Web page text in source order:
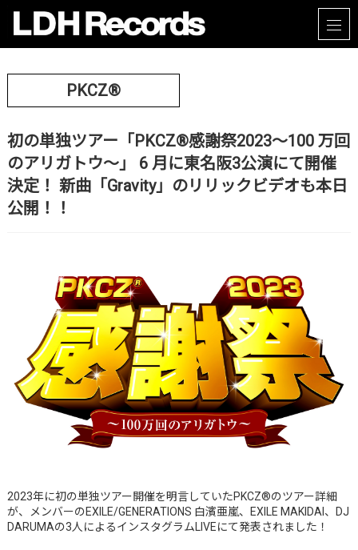
PKCZ®
初の単独ツアー「PKCZ®感謝祭2023〜100 万回
のアリガトウ〜」 6 ⽉に東名阪3公演にて開催
決定！ 新曲「Gravity」のリリックビデオも本⽇
公開！！
2023年に初の単独ツアー開催を明⾔していたPKCZ®のツアー詳細
が、メンバーのEXILE/GENERATIONS ⽩濱亜嵐、EXILE MAKIDAI、DJ
DARUMAの3⼈によるインスタグラムLIVEにて発表されました！